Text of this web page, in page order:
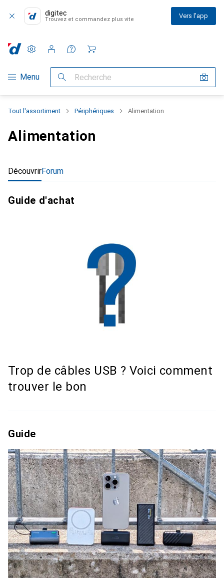
digitec
Trouvez et commandez plus vite Vers l'app
Navigation par catégorie
Menu Recherche
Paramètres
Compte client
Listes de comparaison
Listes d'envies
Panier
Tout l'assortiment Périphériques Alimentation
Alimentation
DécouvrirForum
Guide d'achat
Trop de câbles USB ? Voici comment
trouver le bon
Guide